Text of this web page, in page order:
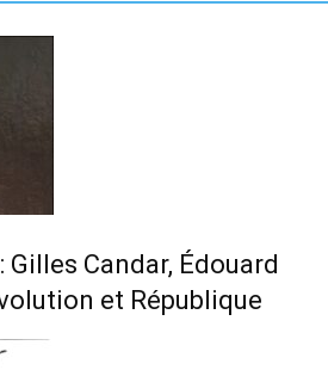
Candar, Édouard
et République